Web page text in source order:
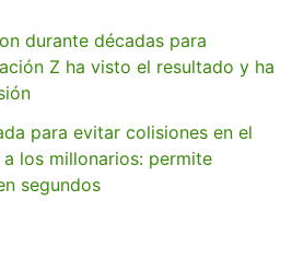
durante décadas para
Z ha visto el resultado y ha
para evitar colisiones en el
los millonarios: permite
segundos